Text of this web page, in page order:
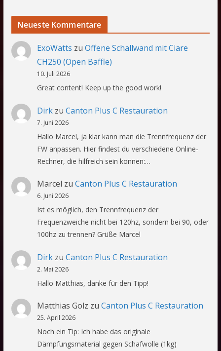
Neueste Kommentare
ExoWatts zu Offene Schallwand mit Ciare
CH250 (Open Baffle)
10. Juli 2026
Great content! Keep up the good work!
Dirkzu Canton Plus C Restauration
7. Juni 2026
Hallo Marcel, ja klar kann man die Trennfrequenz der
FW anpassen. Hier findest du verschiedene Online-
Rechner, die hilfreich sein können:…
Marcel zu Canton Plus C Restauration
6. Juni 2026
Ist es möglich, den Trennfrequenz der
Frequenzweiche nicht bei 120hz, sondern bei 90, oder
100hz zu trennen? Grüße Marcel
Dirkzu Canton Plus C Restauration
2. Mai 2026
Hallo Matthias, danke für den Tipp!
Matthias Golz zu Canton Plus C Restauration
25. April 2026
Noch ein Tip: Ich habe das originale
Dämpfungsmaterial gegen Schafwolle (1kg)